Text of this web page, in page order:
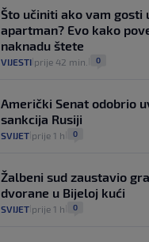
Što učiniti ako vam gosti
apartman? Evo kako
naknadu štete
VIJESTI prije 42 min. 0
Američki Senat odobrio
sankcija Rusiji
SVIJET prije 1 h 0
Žalbeni sud zaustavio
dvorane u Bijeloj kući
SVIJET prije 1 h 0